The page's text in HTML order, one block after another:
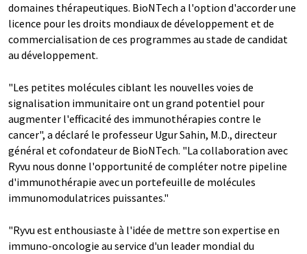
domaines thérapeutiques. BioNTech a l'option d'accorder une
licence pour les droits mondiaux de développement et de
commercialisation de ces programmes au stade de candidat
au développement.
"Les petites molécules ciblant les nouvelles voies de
signalisation immunitaire ont un grand potentiel pour
augmenter l'efficacité des immunothérapies contre le
cancer", a déclaré le professeur Ugur Sahin, M.D., directeur
général et cofondateur de BioNTech. "La collaboration avec
Ryvu nous donne l'opportunité de compléter notre pipeline
d'immunothérapie avec un portefeuille de molécules
immunomodulatrices puissantes."
"Ryvu est enthousiaste à l'idée de mettre son expertise en
immuno-oncologie au service d'un leader mondial du